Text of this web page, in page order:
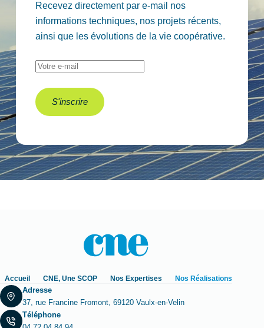
Recevez directement par e-mail nos
informations techniques, nos projets récents,
ainsi que les évolutions de la vie coopérative.
Accueil CNE, Une SCOP Nos Expertises Nos Réalisations
Adresse
37, rue Francine Fromont, 69120 Vaulx-en-Velin
Téléphone